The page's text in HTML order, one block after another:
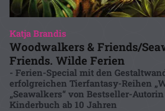
Katja Brandis
Woodwalkers & Friends/
Friends. Wilde Ferien
- Ferien-Special mit den
erfolgreichen Tierfantasy-Reihen
„Seawalkers“ von Bestseller-
Kinderbuch ab 10 Jahren